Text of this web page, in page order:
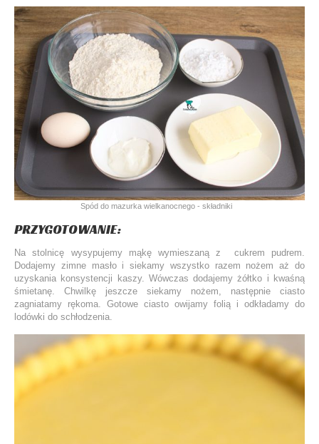
Spód do mazurka wielkanocnego - składniki
PRZYGOTOWANIE:
Na stolnicę wysypujemy mąkę wymieszaną z cukrem pudrem.
Dodajemy zimne masło i siekamy wszystko razem nożem aż do
uzyskania konsystencji kaszy. Wówczas dodajemy żółtko i kwaśną
śmietanę. Chwilkę jeszcze siekamy nożem, następnie ciasto
zagniatamy rękoma. Gotowe ciasto owijamy folią i odkładamy do
lodówki do schłodzenia.